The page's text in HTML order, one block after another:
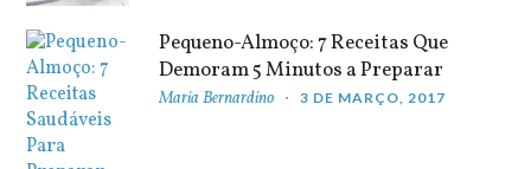
Pequeno-Almoço: 7 Receitas Que
Demoram 5 Minutos a Preparar
Maria Bernardino 3 DE MARÇO, 2017